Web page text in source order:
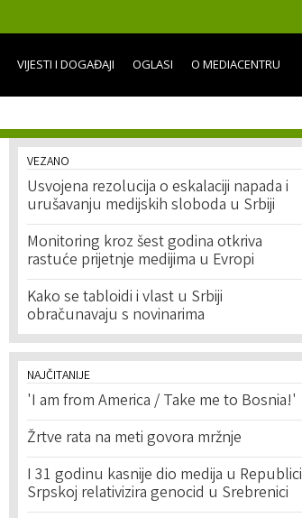
VIJESTI I DOGAĐAJI OGLASI O MEDIACENTRU
VEZANO
Usvojena rezolucija o eskalaciji napada i
urušavanju medijskih sloboda u Srbiji
Monitoring kroz šest godina otkriva
rastuće prijetnje medijima u Evropi
Kako se tabloidi i vlast u Srbiji
obračunavaju s novinarima
NAJČITANIJE
'I am from America / Take me to Bosnia!'
Žrtve rata na meti govora mržnje
I 31 godinu kasnije dio medija u Republici
Srpskoj relativizira genocid u Srebrenici